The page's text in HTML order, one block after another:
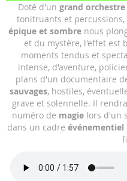
Doté d'un grand orchestre
tonitruants et
épique et sombrenous
et du mystère, l'effet est
moments tendus et
intense, d'aventure,
plans d'un documentaire
sauvages, hostiles,
grave et solennelle. Il
numéro de magie lors d'un
dans un cadre événementiel